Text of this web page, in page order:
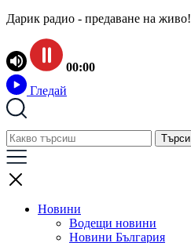
Дарик радио - предаване на живо!
00:00
Гледай
Новини
Водещи новини
Новини България